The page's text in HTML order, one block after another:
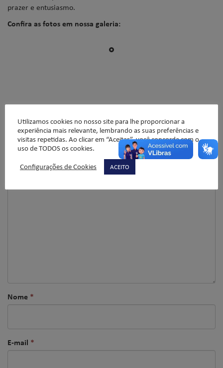
prazer e entusiasmo.
Confira as fotos em nossa galeria:
Deixe um comentário
O seu endereço de e-mail não será publicado.Campos
obrigatórios são marcados com*
Comentário*
Nome *
E-mail *
Utilizamos cookies no nosso site para lhe proporcionar a
experiência mais relevante, lembrando as suas preferências e
visitas repetidas. Ao clicar em “Aceitar”, você concorda com o
uso de TODOS os cookies.
Configurações de Cookies
ACEITO